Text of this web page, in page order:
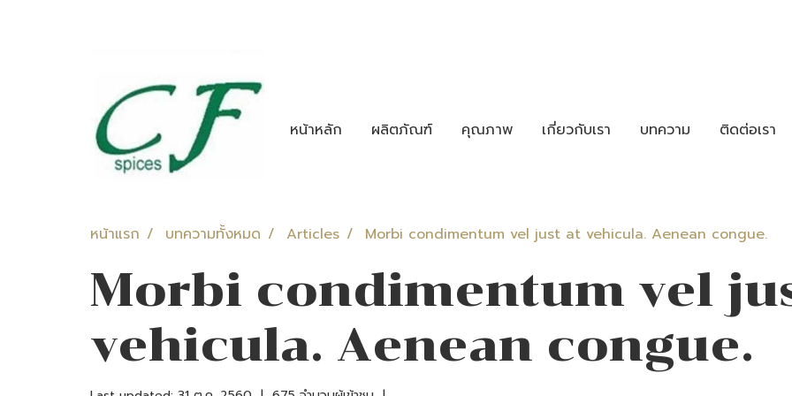
หน้าหลัก ผลิตภัณฑ์ คุณภาพ เกี่ยวกับเรา บทความ ติดต่อเรา
หน้าแรก บทความทั้งหมด Articles Morbi condimentum vel just at vehicula. Aenean congue.
Morbi condimentum vel
vehicula. Aenean congue.